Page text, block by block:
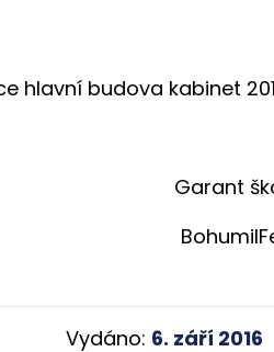
hlavní budova kabinet 201
Garant
Vydáno: 6. září 2016